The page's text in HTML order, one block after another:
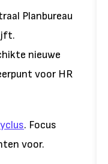
Planbureau
nieuwe
voor HR
. Focus
voor.